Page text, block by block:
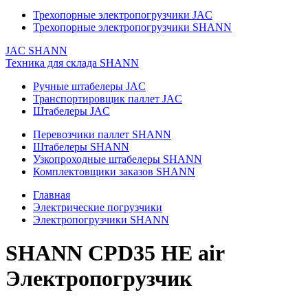
Трехопорные электропогрузчики JAC
Трехопорные электропогрузчики SHANN
JAC SHANN
Техника для склада SHANN
Ручные штабелеры JAC
Транспортировщик паллет JAC
Штабелеры JAC
Перевозчики паллет SHANN
Штабелеры SHANN
Узкопроходные штабелеры SHANN
Комплектовщики заказов SHANN
Главная
Электрические погрузчики
Электропогрузчики SHANN
SHANN CPD35 HE air
Электропогрузчик